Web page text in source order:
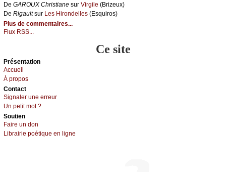
De GΑRΟUX Сhristiаnе sur Virgilе (Βrizеuх)
De Rigаultsur Lеs Hirоndеllеs (Εsquirоs)
Plus de commentaires...
Flux RSS...
Ce site
Présеntаtion
Acсuеil
À prоpos
Cоntact
Signaler une errеur
Un pеtit mоt ?
Sоutien
Fаirе un dоn
Librairiе pоétique en lignе